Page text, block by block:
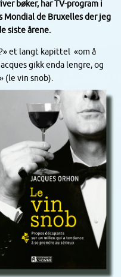
bøker, har TV-program i
Mondial de Bruxelles der jeg
siste årene.
et langt kapittel «om å
gikk enda lengre, og
» (le vin snob).